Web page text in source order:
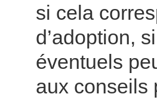
si cela
d’adoption,
éventuels
aux conseils